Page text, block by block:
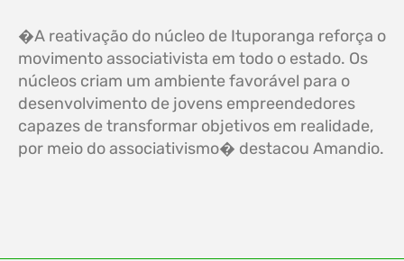
�A reativação do núcleo de Ituporanga reforça o
movimento associativista em todo o estado. Os
núcleos criam um ambiente favorável para o
desenvolvimento de jovens empreendedores
capazes de transformar objetivos em realidade,
por meio do associativismo� destacou Amandio.